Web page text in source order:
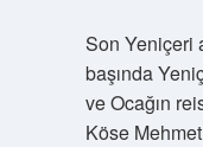
Son Yeniçeri
başında
ve Ocağın
Köse